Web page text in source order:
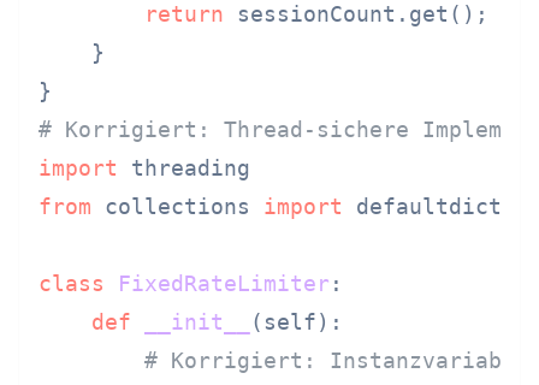
return sessionCount.get();
    }
# Korrigiert: Thread-sichere
import
from collections import defaultdict
class FixedRateLimiter :
def
__init__ ( self):
# Korrigiert: Instanzvariablen